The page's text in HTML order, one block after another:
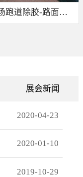
机场跑道除胶-路面标线清除
展会新闻
2020-04-23
2020-01-10
2019-10-29